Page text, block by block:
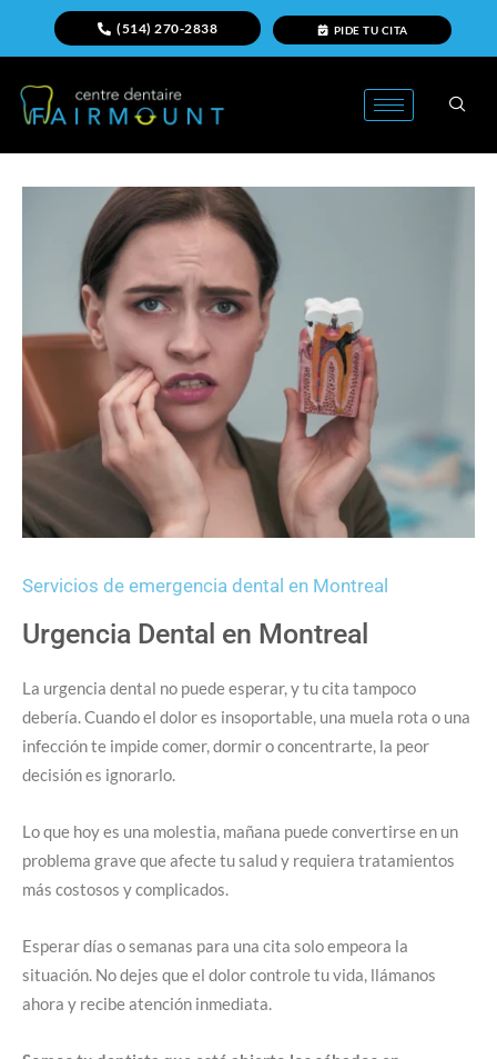
(514) 270-2838 PIDE TU CITA
Servicios de emergencia dental en Montreal
Urgencia Dental en Montreal
La urgencia dental no puede esperar, y tu cita tampoco
debería. Cuando el dolor es insoportable, una muela rota o una
infección te impide comer, dormir o concentrarte, la peor
decisión es ignorarlo.
Lo que hoy es una molestia, mañana puede convertirse en un
problema grave que afecte tu salud y requiera tratamientos
más costosos y complicados.
Esperar días o semanas para una cita solo empeora la
situación. No dejes que el dolor controle tu vida, llámanos
ahora y recibe atención inmediata.